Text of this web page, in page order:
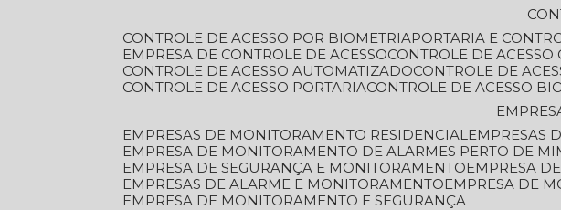
CONTROLE DE ACESSO POR BIOMETRIA
PORTARIA E
EMPRESA DE CONTROLE DE ACESSO
CONTROLE DE
CONTROLE DE ACESSO AUTOMATIZADO
CONTROLE DE
CONTROLE DE ACESSO PORTARIA CONTROLE DE ACESSO
EMPRESAS DE MONITORAMENTO RESIDENCIAL
EMPRESA DE MONITORAMENTO DE ALARMES PERTO DE
EMPRESA DE SEGURANÇA E MONITORAMENTO
EMPRESA
EMPRESAS DE ALARME E MONITORAMENTO
EMPRESA DE
EMPRESA DE MONITORAMENTO E SEGURANÇA